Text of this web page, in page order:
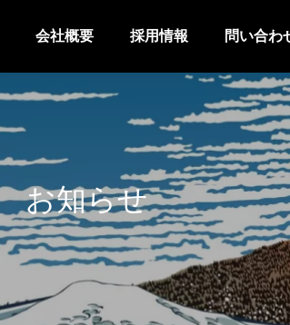
会社概要 採用情報 問い合わ
お知らせ